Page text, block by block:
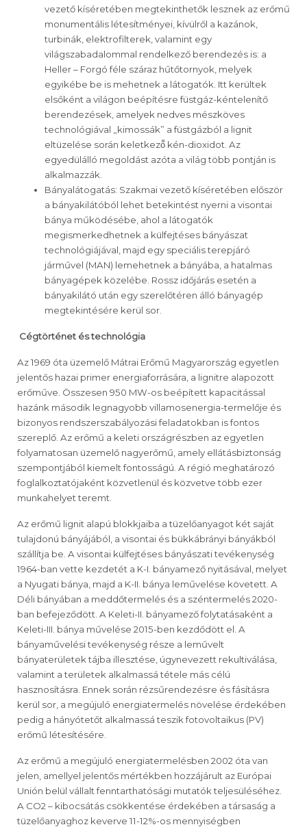
vezető kíséretében megtekinthetők lesznek az erőmű
monumentális létesítményei, kívülről a kazánok,
turbinák, elektrofilterek, valamint egy
világszabadalommal rendelkező berendezés is: a
Heller – Forgó féle száraz hűtőtornyok, melyek
egyikébe be is mehetnek a látogatók. Itt kerültek
elsőként a világon beépítésre füstgáz-kéntelenítő
berendezések, amelyek nedves mészköves
technológiával „kimossák” a füstgázból a lignit
eltüzelése során keletkező̋ kén-dioxidot. Az
egyedülálló megoldást azóta a világ több pontján is
alkalmazzák.
Bányalátogatás: Szakmai vezető kíséretében először
a bányakilátóból lehet betekintést nyerni a visontai
bánya működésébe, ahol a látogatók
megismerkedhetnek a külfejtéses bányászat
technológiájával, majd egy speciális terepjáró
járművel (MAN) lemehetnek a bányába, a hatalmas
bányagépek közelébe. Rossz időjárás esetén a
bányakilátó után egy szerelőtéren álló bányagép
megtekintésére kerül sor.
Cégtörténet és technológia
Az 1969 óta üzemelő Mátrai Erőmű Magyarország egyetlen
jelentős hazai primer energiaforrására, a lignitre alapozott
erőműve. Összesen 950 MW-os beépített kapacitással
hazánk második legnagyobb villamosenergia-termelője és
bizonyos rendszerszabályozási feladatokban is fontos
szereplő. Az erőmű a keleti országrészben az egyetlen
folyamatosan üzemelő nagyerőmű, amely ellátásbiztonság
szempontjából kiemelt fontosságú. A régió meghatározó
foglalkoztatójaként közvetlenül és közvetve több ezer
munkahelyet teremt.
Az erőmű lignit alapú blokkjaiba a tüzelőanyagot két saját
tulajdonú bányájából, a visontai és bükkábrányi bányákból
szállítja be. A visontai külfejtéses bányászati tevékenység
1964-ban vette kezdetét a K-I. bányamező nyitásával, melyet
a Nyugati bánya, majd a K-II. bánya leművelése követett. A
Déli bányában a meddőtermelés és a széntermelés 2020-
ban befejeződött. A Keleti-II. bányamező folytatásaként a
Keleti-III. bánya művelése 2015-ben kezdődött el. A
bányaművelési tevékenység része a leművelt
bányaterületek tájba illesztése, úgynevezett rekultiválása,
valamint a területek alkalmassá tétele más célú
hasznosításra. Ennek során rézsűrendezésre és fásításra
kerül sor, a megújuló energiatermelés növelése érdekében
pedig a hányótetőt alkalmassá teszik fotovoltaikus (PV)
erőmű létesítésére.
Az erőmű a megújuló energiatermelésben 2002 óta van
jelen, amellyel jelentős mértékben hozzájárult az Európai
Unión belül vállalt fenntarthatósági mutatók teljesüléséhez.
A CO2 – kibocsátás csökkentése érdekében a társaság a
tüzelőanyaghoz keverve 11-12%-os mennyiségben